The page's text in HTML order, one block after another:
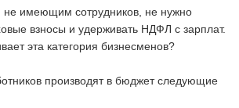
имеющим сотрудников, не нужно
взносы и удерживать НДФЛ с зарплат.
эта категория бизнесменов?
производят в бюджет следующие